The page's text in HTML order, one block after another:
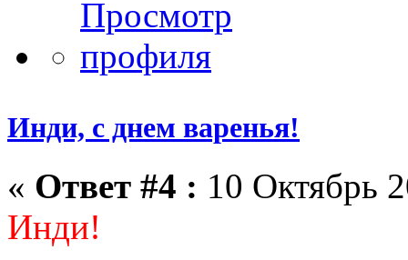
Инди, с днем варенья!
« Ответ #4 : 10 Октябрь
Инди!